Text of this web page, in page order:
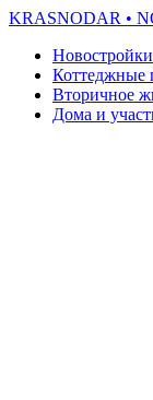
KRASNODAR •
Новостройки
Коттеджные
Вторичное
Дома и